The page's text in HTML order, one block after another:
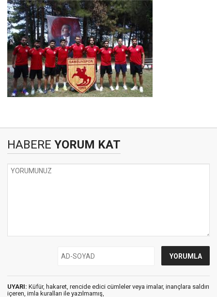
HABERE YORUM KAT
UYARI: Küfür, hakaret, rencide edici cümleler veya imalar, inançlara saldırı
içeren, imla kuralları ile yazılmamış,